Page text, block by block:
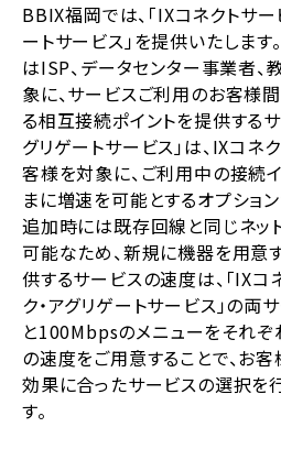
BBIX福岡では、「IXコネクトサー
ートサービス」を提供いたします
はISP、データセンター事業者、
象に、サービスご利用のお客様
る相互接続ポイントを提供するサ
グリゲートサービス」は、IXコネ
客様を対象に、ご利用中の接続
まに増速を可能とするオプショ
追加時には既存回線と同じネッ
可能なため、新規に機器を用意
供するサービスの速度は、「IXコ
ク・アグリゲートサービス」の両
と100Mbpsのメニューをそれぞ
の速度をご用意することで、お
効果に合ったサービスの選択を
す。